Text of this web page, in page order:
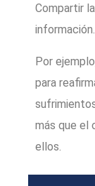
Compartir
información.
Por
para
más que el
ellos.